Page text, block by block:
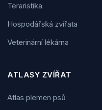
Teraristika
Hospodářská zvířata
Veterinární lékárna
ATLASY ZVÍŘAT
Atlas plemen psů